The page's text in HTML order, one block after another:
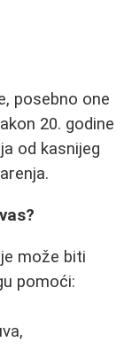
posebno one
20. godine
od kasnijeg
može biti
pomoći: